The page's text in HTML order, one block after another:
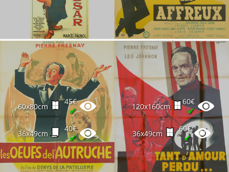
60x80cm
45€
✔
36x49cm
40€
✔
120x160cm
60€
✔
36x49cm
60€
✔